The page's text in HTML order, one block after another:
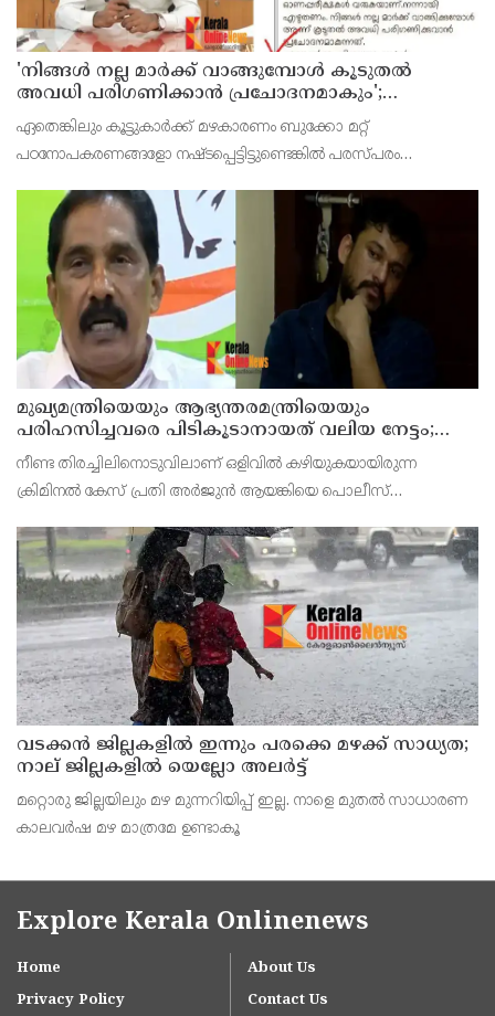
'നിങ്ങള്‍ നല്ല മാര്‍ക്ക് വാങ്ങുമ്പോള്‍ കൂടുതല്‍
അവധി പരിഗണിക്കാന്‍ പ്രചോദനമാകും';
കാസര്‍കോട് കളക്ടറുടെ പോസ്റ്റ് വൈറല്‍
ഏതെങ്കിലും കൂട്ടുകാര്‍ക്ക് മഴകാരണം ബുക്കോ മറ്റ്
പഠനോപകരണങ്ങളോ നഷ്ടപ്പെട്ടിട്ടുണ്ടെങ്കില്‍ പരസ്പരം
പോസ്റ്റില്‍ കളക്ടര്‍ പറയുന്നുണ്ട്.
മുഖ്യമന്ത്രിയെയും ആഭ്യന്തരമന്ത്രിയെയും
പരിഹസിച്ചവരെ പിടികൂടാനായത് വലിയ നേട്ടം;
കണ്ണൂര്‍ ഡിസിസി പ്രസിഡന്റ്
നീണ്ട തിരച്ചിലിനൊടുവിലാണ് ഒളിവില്‍ കഴിയുകയായിരുന്ന
ക്രിമിനല്‍ കേസ് പ്രതി അര്‍ജുന്‍ ആയങ്കിയെ പൊലീസ്
വടക്കന്‍ ജില്ലകളില്‍ ഇന്നും പരക്കെ മഴക്ക് സാധ്യത;
നാല് ജില്ലകളില്‍ യെല്ലോ അലര്‍ട്ട്
മറ്റൊരു ജില്ലയിലും മഴ മുന്നറിയിപ്പ് ഇല്ല. നാളെ മുതല്‍ സാധാരണ
കാലവര്‍ഷ മഴ മാത്രമേ ഉണ്ടാകൂ
Explore Kerala Onlinenews
Home
About Us
Privacy Policy
Contact Us